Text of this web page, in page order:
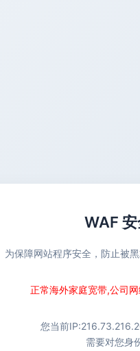
WAF
为保障网站程序安全，防止被
正常海外家庭宽带,公司
您当前IP:
需要对您身